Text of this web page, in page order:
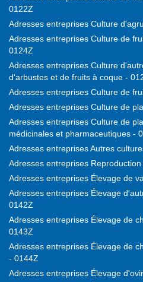
0122Z
Adresses entreprises Culture
Adresses entreprises Culture de
0124Z
Adresses entreprises Culture
d'arbustes et de fruits à coque -
Adresses entreprises Culture de
Adresses entreprises Culture de
Adresses entreprises Culture de
médicinales et pharmaceutiques -
Adresses entreprises Autres
Adresses entreprises
Adresses entreprises Élevage de
Adresses entreprises Élevage
0142Z
Adresses entreprises Élevage de
0143Z
Adresses entreprises Élevage de
- 0144Z
Adresses entreprises Élevage